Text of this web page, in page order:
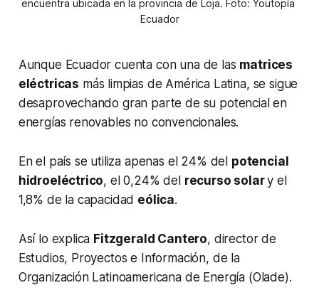
encuentra ubicada en la provincia de Loja. Foto: Youtopía
Ecuador
Aunque Ecuador cuenta con una de las matrices
eléctricas más limpias de América Latina, se sigue
desaprovechando gran parte de su potencial en
energías renovables no convencionales.
En el país se utiliza apenas el 24% del potencial
hidroeléctrico, el 0,24% del recurso solary el
1,8% de la capacidad eólica.
Así lo explica Fitzgerald Cantero, director de
Estudios, Proyectos e Información, de la
Organización Latinoamericana de Energía (Olade).